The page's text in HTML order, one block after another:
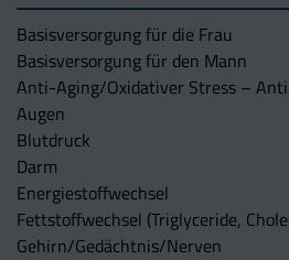
Basisversorgung für die Frau
Basisversorgung für den Mann
Anti-Aging/Oxidativer Stress –
Augen
Blutdruck
Darm
Energiestoffwechsel
Fettstoffwechsel (Triglyceride,
Gehirn/Gedächtnis/Nerven